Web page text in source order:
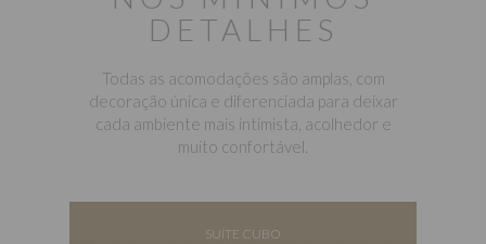
DETALHES
Todas as acomodações são amplas, com
decoração única e diferenciada para deixar
cada ambiente mais intimista, acolhedor e
muito confortável.
SUÍTE CUBO